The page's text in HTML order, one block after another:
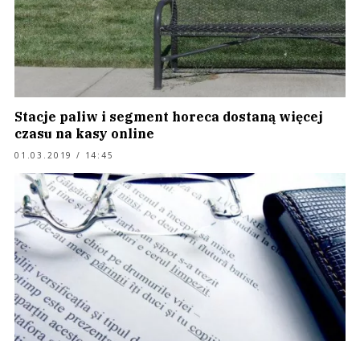
Stacje paliw i segment horeca dostaną więcej
czasu na kasy online
01.03.2019 / 14:45